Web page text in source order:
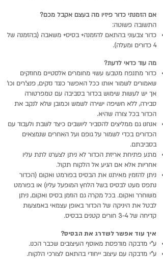
אם הזמנתי כדור פיזיו מה בעצם אקבל מכם?
התשובה פשוטה:
כדור צבעוני בהתאם להזמנה+ בסיס+ משאבה (בהזמנה של
4 כדורים ומעלה).
מה עוד כדאי לדעת?
כדור מתנפח מטבעו עשוי מחומרים אלסטיים מחוזקים
שאמורים לשמור אותו ככל האפשר כנגד נזקים, פנצ'רים וכו'
אך יש לעשות שימוש בכדור בסביבה עם טמפרטורה
סבירה, ללא חשיפה ישירה לשמש וכמובן שלא לנקב את
הכדור בכל צורה שהיא.
אנחנו גם ממליצים להסביר ליושבים כיצד לשבת ולעבוד עם
הכדורים בכדי לשמור על גופם ועל האחרים שנמצאים
בסביבתם.
מרגע פתיחת אריזת הכדור לא ניתן לצערנו לתת עליו
אחריות אלא אם הגיע אל הלקוח תקול.
ניתן להזמין מאיתנו את הבסיס בפורמט ואקום (הכדור
נתפס מעט לבסיס בשל הלחץ המופעל עליו) או בפורמט
משוחרר ואקום. בכל מקרה גם הוזמן בסיס ואקום, ניתן
לבטל את היניקה של הכדור באופן עצמאי באמצעות
קדיחה של 3-4 חורים קטנים בבסיס.
איך עוד אפשר לשדרג את הבסיס?
ע"י מדבקה מודפסת מאוסף העיצובים שכבר הכנו.
ע"י מדבקה עם עיצוב ייחודי בהתאם לצורכי הלקוח.